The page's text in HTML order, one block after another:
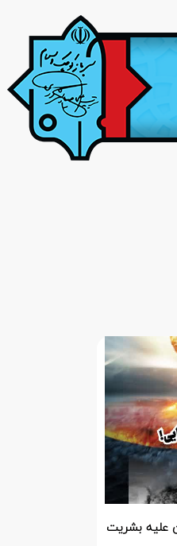
علیه بشریت توسط بزرگ ترین